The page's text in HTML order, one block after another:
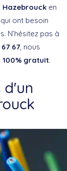
en
ont besoin
N’hésitez pas à
67 , nous
100% gratuit.
d'un